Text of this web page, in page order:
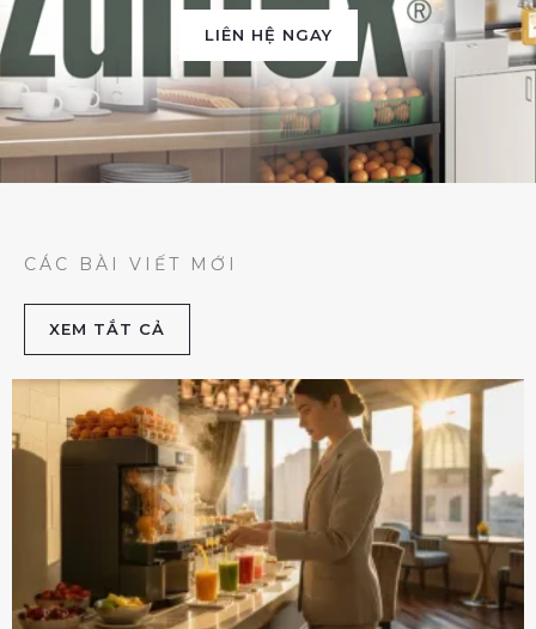
LIÊN HỆ NGAY
CÁC BÀI VIẾT MỚI
XEM TẮT CẢ